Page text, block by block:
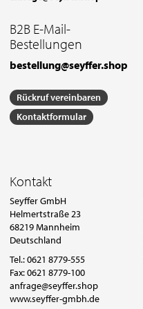
B2B E-Mail-
Bestellungen
bestellung@seyffer.shop
Rückruf vereinbaren
Kontaktformular
Kontakt
Seyffer GmbH
Helmertstraße 23
68219 Mannheim
Deutschland
Tel.:0621 8779-555
Fax: 0621 8779-100
anfrage@seyffer.shop
www.seyffer-gmbh.de